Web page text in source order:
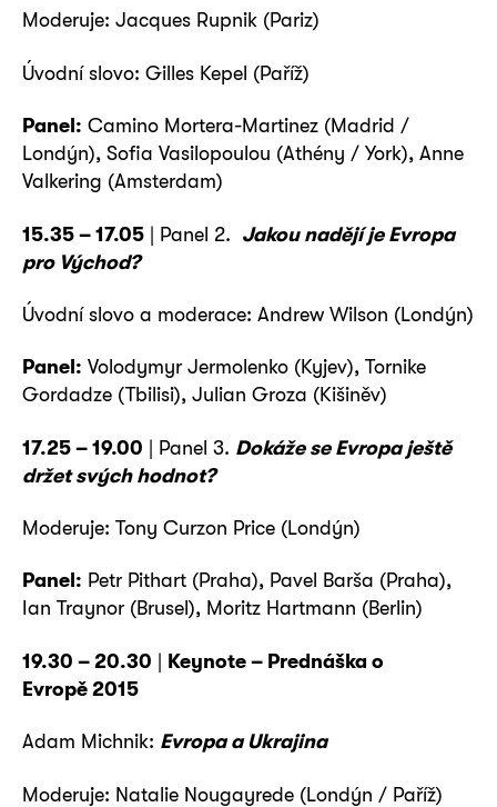
Moderuje: Jacques Rupnik (Pariz)
Úvodní slovo: Gilles Kepel (Paříž)
Panel: Camino Mortera-Martinez (Madrid /
Londýn), Sofia Vasilopoulou (Athény / York), Anne
Valkering (Amsterdam)
15.35 – 17.05 | Panel 2. Jakou nadějí je Evropa
pro Východ?
Úvodní slovo a moderace: Andrew Wilson (Londýn)
Panel: Volodymyr Jermolenko (Kyjev), Tornike
Gordadze (Tbilisi), Julian Groza (Kišiněv)
17.25 – 19.00 | Panel 3. Dokáže se Evropa ještě
držet svých hodnot?
Moderuje: Tony Curzon Price (Londýn)
Panel: Petr Pithart (Praha), Pavel Barša (Praha),
Ian Traynor (Brusel), Moritz Hartmann (Berlin)
19.30 – 20.30 | Keynote – Prednáška o
Evropě 2015
Adam Michnik: Evropa a Ukrajina
Moderuje: Natalie Nougayrede (Londýn / Paříž)